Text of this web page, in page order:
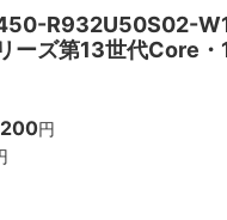
R932U50S02-
ーズ第13世代Core・
マウント4PCIe
円